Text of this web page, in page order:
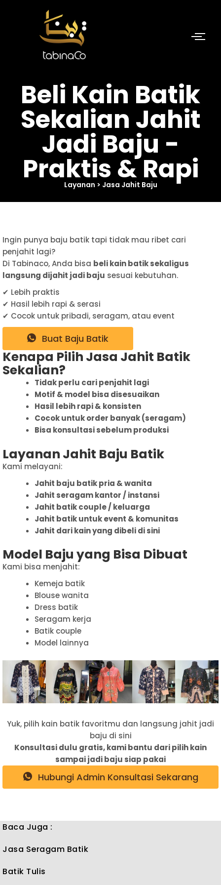
Beli Kain Batik
Sekalian Jahit
Jadi Baju -
Praktis & Rapi
Layanan > Jasa Jahit Baju
Ingin punya baju batik tapi tidak mau ribet cari
penjahit lagi?
Di Tabinaco, Anda bisa beli kain batik sekaligus
langsung dijahit jadi baju sesuai kebutuhan.
✔ Lebih praktis
✔ Hasil lebih rapi & serasi
✔ Cocok untuk pribadi, seragam, atau event
Buat Baju Batik
Kenapa Pilih Jasa Jahit Batik
Sekalian?
Tidak perlu cari penjahit lagi
Motif & model bisa disesuaikan
Hasil lebih rapi & konsisten
Cocok untuk order banyak (seragam)
Bisa konsultasi sebelum produksi
Layanan Jahit Baju Batik
Kami melayani:
Jahit baju batik pria & wanita
Jahit seragam kantor / instansi
Jahit batik couple / keluarga
Jahit batik untuk event & komunitas
Jahit dari kain yang dibeli di sini
Model Baju yang Bisa Dibuat
Kami bisa menjahit:
Kemeja batik
Blouse wanita
Dress batik
Seragam kerja
Batik couple
Model lainnya
Yuk, pilih kain batik favoritmu dan langsung jahit jadi
baju di sini
Konsultasi dulu gratis, kami bantu dari pilih kain
sampai jadi baju siap pakai
Hubungi Admin Konsultasi Sekarang
Baca Juga :
Jasa Seragam Batik
Batik Tulis